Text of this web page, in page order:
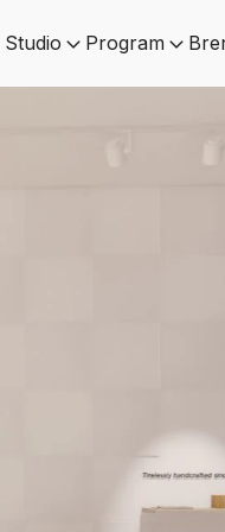
Studio Program